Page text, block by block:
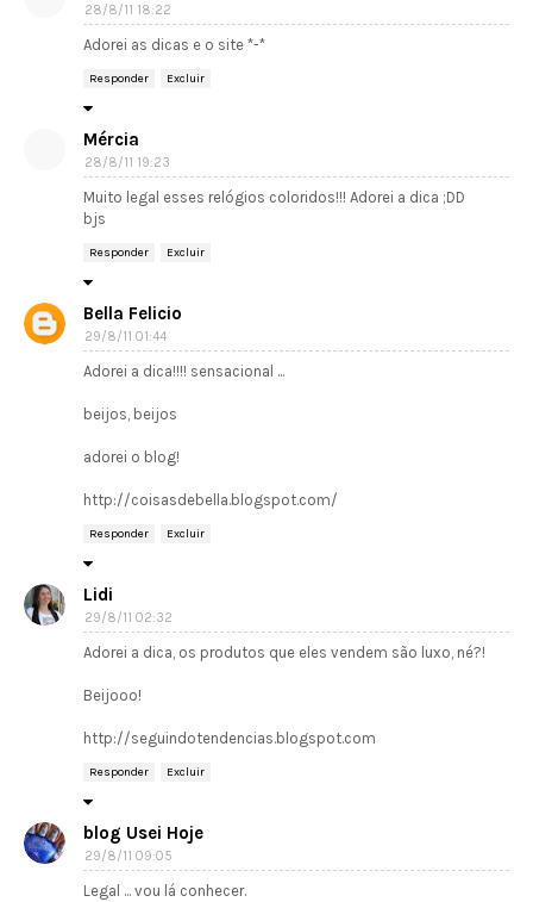
28/8/11 18:22
Adorei as dicas e o site *-*
Responder Excluir
Mércia
28/8/11 19:23
Muito legal esses relógios coloridos!!! Adorei a dica ;DD
bjs
Responder Excluir
Bella Felicio
29/8/11 01:44
Adorei a dica!!!! sensacional ...
beijos, beijos
adorei o blog!
http://coisasdebella.blogspot.com/
Responder Excluir
Lidi
29/8/11 02:32
Adorei a dica, os produtos que eles vendem são luxo, né?!
Beijooo!
http://seguindotendencias.blogspot.com
Responder Excluir
blog Usei Hoje
29/8/11 09:05
Legal ... vou lá conhecer.